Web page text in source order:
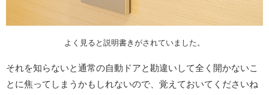
よく見ると説明書きがされていました。
それを知らないと通常の自動ドアと勘違いして全く開かないこ
とに焦ってしまうかもしれないので、覚えておいてくださいね